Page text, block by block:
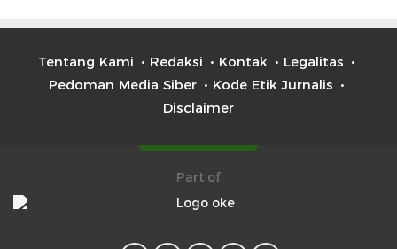
Tentang Kami Redaksi Kontak
Legalitas
Pedoman Media Siber
Kode Etik Jurnalis
Disclaimer
Part of